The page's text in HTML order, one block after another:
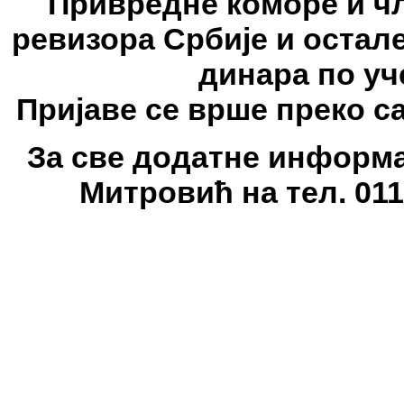
ревизора Србије и
динара по
Пријаве се врше преко
За све додатне
Митровић на тел.